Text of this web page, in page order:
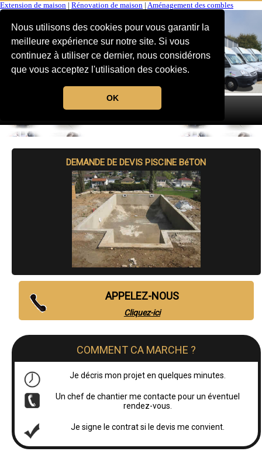
Nous utilisons des cookies pour vous garantir la
meilleure expérience sur notre site. Si vous
continuez à utiliser ce dernier, nous considérons
que vous acceptez l'utilisation des cookies.
OK
Extension de maison Rénovation de maison Aménagement des combles
MENU
DEMANDE DE DEVIS PISCINE BéTON
APPELEZ-NOUS
Cliquez-ici
COMMENT CA MARCHE ?
Je décris mon projet en quelques minutes.
Un chef de chantier me contacte pour un éventuel
rendez-vous.
Je signe le contrat si le devis me convient.